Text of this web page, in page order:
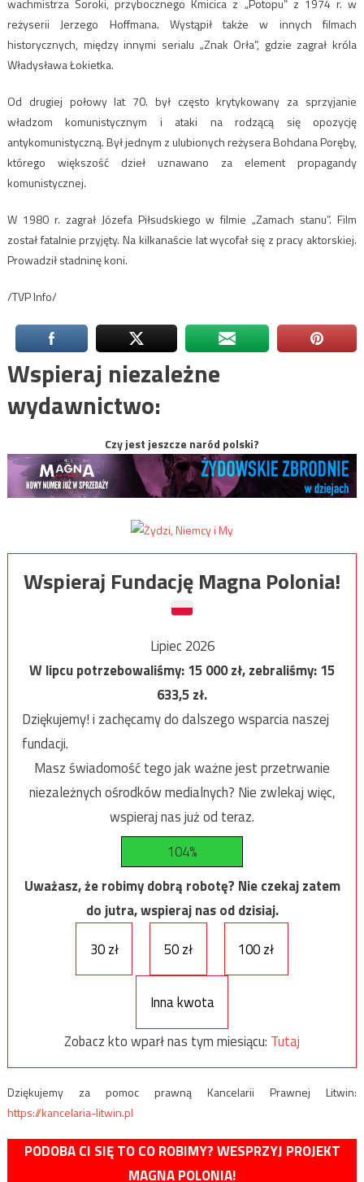
wachmistrza Soroki, przybocznego Kmicica z „Potopu” z 1974 r. w
reżyserii Jerzego Hoffmana. Wystąpił także w innych filmach
historycznych, między innymi serialu „Znak Orła”, gdzie zagrał króla
Władysława Łokietka.
Od drugiej połowy lat 70. był często krytykowany za sprzyjanie
władzom komunistycznym i ataki na rodzącą się opozycję
antykomunistyczną. Był jednym z ulubionych reżysera Bohdana Poręby,
którego większość dzieł uznawano za element propagandy
komunistycznej.
W 1980 r. zagrał Józefa Piłsudskiego w filmie „Zamach stanu”. Film
został fatalnie przyjęty. Na kilkanaście lat wycofał się z pracy aktorskiej.
Prowadził stadninę koni.
/TVP Info/
Wspieraj niezależne
wydawnictwo:
Czy jest jeszcze naród polski?
Wspieraj Fundację Magna Polonia!
Lipiec 2026
W lipcu potrzebowaliśmy:15 000zł, zebraliśmy:15
633,5zł.
Dziękujemy! i zachęcamy do dalszego wsparcia naszej
fundacji.
Masz świadomość tego jak ważne jest przetrwanie
niezależnych ośrodków medialnych? Nie zwlekaj więc,
wspieraj nas już od teraz.
104%
Uważasz, że robimy dobrą robotę? Nie czekaj zatem
do jutra, wspieraj nas od dzisiaj.
30 zł
50 zł 100 zł
Inna kwota
Zobacz kto wparł nas tym miesiącu: Tutaj
Dziękujemy za pomoc prawną Kancelarii Prawnej Litwin:
https://kancelaria-litwin.pl
PODOBA CI SIĘ TO CO ROBIMY? WESPRZYJ PROJEKT
MAGNA POLONIA!